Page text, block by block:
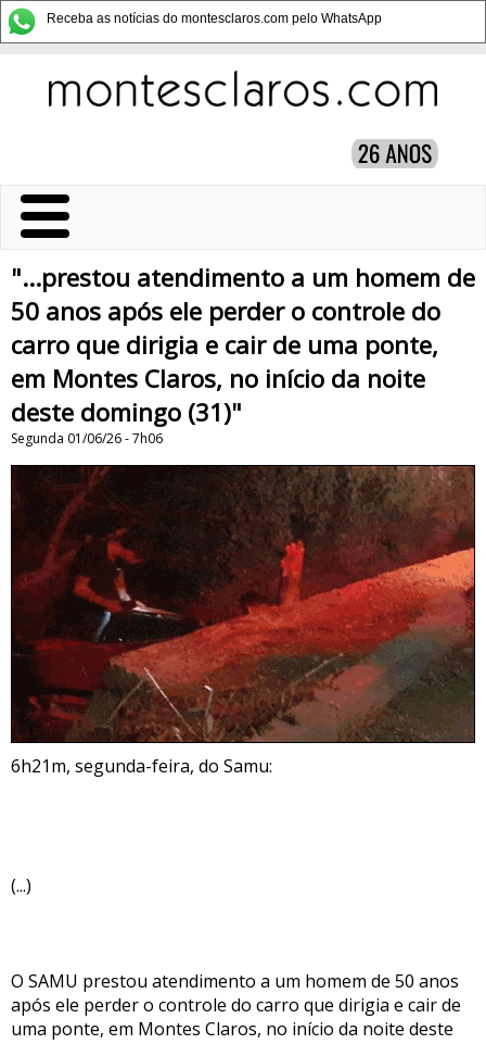
Receba as notícias do montesclaros.com pelo WhatsApp
"...prestou atendimento a um homem de
50 anos após ele perder o controle do
carro que dirigia e cair de uma ponte,
em Montes Claros, no início da noite
deste domingo (31)"
Segunda 01/06/26 - 7h06
6h21m, segunda-feira, do Samu:
(...)
O SAMU prestou atendimento a um homem de 50 anos
após ele perder o controle do carro que dirigia e cair de
uma ponte, em Montes Claros, no início da noite deste